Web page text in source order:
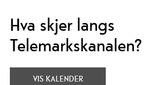
Hva skjer langs
Telemarkskanalen?
VIS KALENDER